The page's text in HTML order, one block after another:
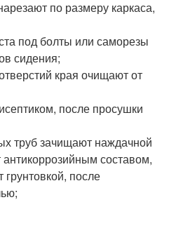
по размеру каркаса,
под болты или саморезы
сидения;
края очищают от
после просушки
труб зачищают наждачной
составом,
после